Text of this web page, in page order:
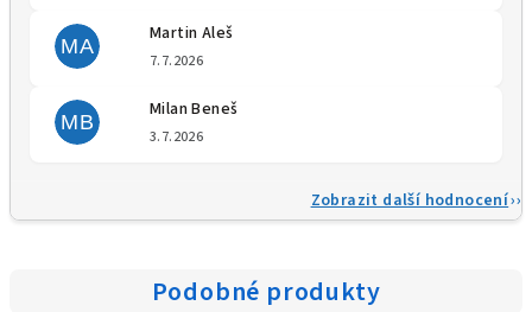
MA
Martin Aleš
7.7.2026
MB
Milan Beneš
3.7.2026
Zobrazit další hodnocení
Podobné produkty